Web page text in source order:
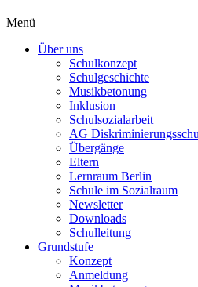
Menü
Über uns
Schulkonzept
Schulgeschichte
Musikbetonung
Inklusion
Schulsozialarbeit
AG
Übergänge
Eltern
Lernraum Berlin
Schule im Sozialraum
Newsletter
Downloads
Schulleitung
Grundstufe
Konzept
Anmeldung